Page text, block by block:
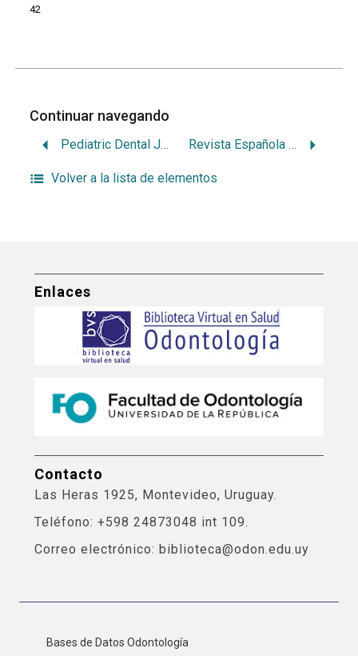
42
Continuar navegando
Pediatric Dental Journal Revista Española Odontoestomatológica de Implantes
Volver a la lista de elementos
Enlaces
Contacto
Las Heras 1925, Montevideo, Uruguay.
Teléfono: +598 24873048 int 109.
Correo electrónico: biblioteca@odon.edu.uy
Bases de Datos Odontología